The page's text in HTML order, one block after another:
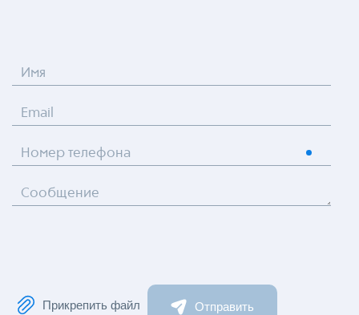
Имя
Email
Номер телефона
Сообщение
Прикрепить файл Отправить